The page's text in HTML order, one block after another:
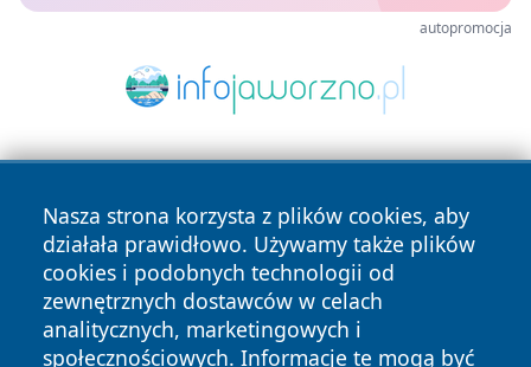
autopromocja
Nasza strona korzysta z plików cookies, aby
działała prawidłowo. Używamy także plików
cookies i podobnych technologii od
zewnętrznych dostawców w celach
analitycznych, marketingowych i
społecznościowych. Informacje te mogą być
Copyright © 2026 wrotazabrza.pl Wszystkie prawa
zastrzeżone.